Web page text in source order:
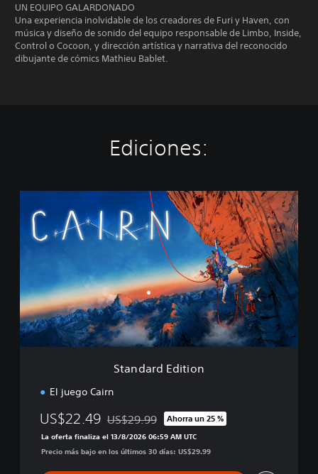
UN EQUIPO GALARDONADO
Una experiencia inolvidable de los creadores de Furi y Haven, con
música y diseño de sonido del equipo responsable de Limbo, Inside,
Control o Cocoon, y dirección artística y narrativa del reconocido
dibujante de cómics Mathieu Bablet.
Ediciones:
d
E
d
i
t
Standard Edition
El juego Cairn
US$22.49 Rebajado del precio original de US$29.99
US$29.99 Ahorra un 25 %
La oferta finaliza el 13/8/2026 06:59 AM UTC
Precio más bajo en los últimos 30 días: US$29.99